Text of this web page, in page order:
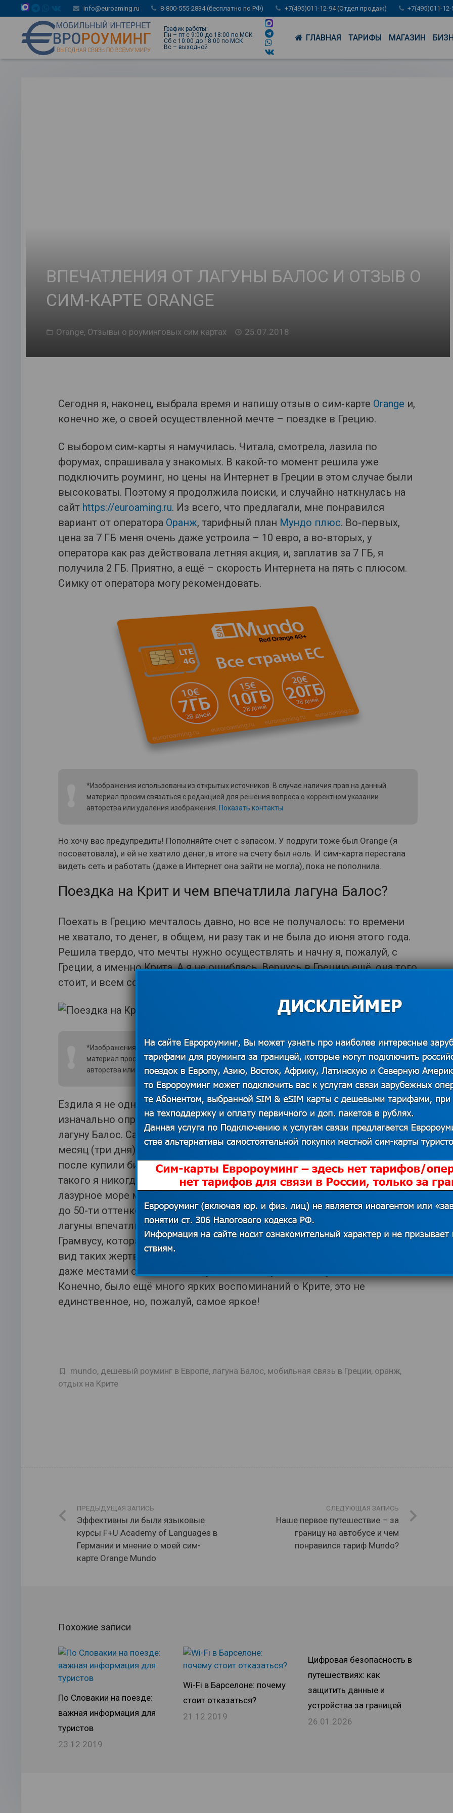
info@euroaming.ru 8-800-555-2834 (бесплатно по РФ) +7(495)011-12-94 (Отдел продаж) +7(495)011-
График работы:
Пн – пт с 9:00 до 18:00 по МСК
Сб с 10:00 до 18:00 по МСК
Вс – выходной
ГЛАВНАЯ ТАРИФЫ МАГАЗИН
ВПЕЧАТЛЕНИЯ ОТ ЛАГУНЫ БАЛОС И ОТЗЫВ О
СИМ-КАРТЕ ORANGE
Orange, Отзывы о роуминговых сим картах 25.07.2018
Сегодня я, наконец, выбрала время и напишу отзыв о сим-карте Orange и,
конечно же, о своей осуществленной мечте – поездке в Грецию.
С выбором сим-карты я намучилась. Читала, смотрела, лазила по
форумах, спрашивала у знакомых. В какой-то момент решила уже
подключить роуминг, но цены на Интернет в Греции в этом случае были
высоковаты. Поэтому я продолжила поиски, и случайно наткнулась на
сайт https://euroaming.ru. Из всего, что предлагали, мне понравился
вариант от оператора Оранж, тарифный план Мундо плюс. Во-первых,
цена за 7 ГБ меня очень даже устроила – 10 евро, а во-вторых, у
оператора как раз действовала летняя акция, и, заплатив за 7 ГБ, я
получила 2 ГБ. Приятно, а ещё – скорость Интернета на пять с плюсом.
Симку от оператора могу рекомендовать.
*Изображения использованы из открытых источников. В случае наличия прав на данный
материал просим связаться с редакцией для решения вопроса о корректном указании
авторства или удаления изображения. Показать контакты
Но хочу вас предупредить! Пополняйте счет с запасом. У подруги тоже был Orange (я
посоветовала), и ей не хватило денег, в итоге на счету был ноль. И сим-карта перестала
видеть сеть и работать (даже в Интернет она зайти не могла), пока не пополнила.
Поездка на Крит и чем впечатлила лагуна Балос?
Поехать в Грецию мечталось давно, но все не получалось: то времени
не хватало, то денег, в общем, ни разу так и не была до июня этого года.
Решила твердо, что мечты нужно осуществлять и начну я, пожалуй, с
Греции, а именно Крита. А я не ошиблась. Вернусь в Грецию ещё, она того
стоит, и всем советую ездить сюда отдыхать, не пожалеете!
*Изображения использованы из открытых источников. В случае наличия прав на данный
материал просим связаться с редакцией для решения вопроса о корректном указании
авторства или удаления изображения. Показать контакты
Ездила я не одна, конечно, с подругой. Планируя поездку на Крит, мы
изначально определили место, куда точно хотим поехать и посмотреть
лагуну Балос. Сама принцесса Диана здесь отдыхала в свой медовый
месяц (три дня). Добирались мы сначала до Киссамоса автобусом, а
после купили билет на кораблик. Природа и море здесь особенное,
такого я никогда не видела (правда, не много где и была). Но бирюзово-
лазурное море меня покорило. Местные говорили, что можно увидеть
до 50-ти оттенков воды. Пятьдесят я, конечно, не видела, но природа
лагуны впечатлила. Кстати, если надумаете посмотреть на крепость
Грамвусу, которая находится на горе, то скажу сразу – не стоит красивый
вид таких жертв. Камни скользкие и подниматься крайне сложно и
даже местами опасно. И вот купаться в лагуне – одно удовольствие.
Конечно, было ещё много ярких воспоминаний о Крите, это не
единственное, но, пожалуй, самое яркое!
mundo, дешевый роуминг в Европе, лагуна Балос, мобильная связь в Греции, оранж,
отдых на Крите
ПРЕДЫДУЩАЯ ЗАПИСЬ
Эффективны ли были языковые
курсы F+U Academy of Languages в
Германии и мнение о моей сим-
карте Orange Mundo
СЛЕДУЮЩАЯ ЗАПИСЬ
Наше первое путешествие – за
границу на автобусе и чем
понравился тариф Mundo?
Похожие записи
По Словакии на поезде:
важная информация для
туристов
23.12.2019
Wi-Fi в Барселоне: почему
стоит отказаться?
21.12.2019
Цифровая безопасность в
путешествиях: как
защитить данные и
устройства за границей
26.01.2026